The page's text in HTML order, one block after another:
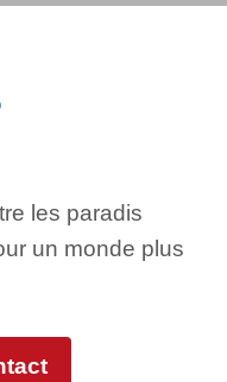
les paradis
un monde plus